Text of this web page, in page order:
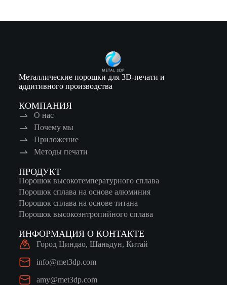
Металлические порошки для 3D-печати и
аддитивного производства
КОМПАНИЯ
О нас
Почему мы
Приложение
Методы печати
ПРОДУКТ
Порошок высокотемпературного сплава
Порошок сплава на основе алюминия
Порошок сплава на основе титана
Порошок высокоэнтропийного сплава
ИНФОРМАЦИЯ О КОНТАКТЕ
Город Циндао, Шаньдун, Китай
info@met3dp.com
amy@met3dp.com